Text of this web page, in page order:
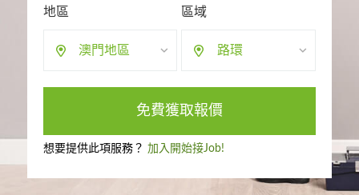
地區
澳門地區
區域
路環
免費獲取報價
想要提供此項服務？ 加入開始接Job!